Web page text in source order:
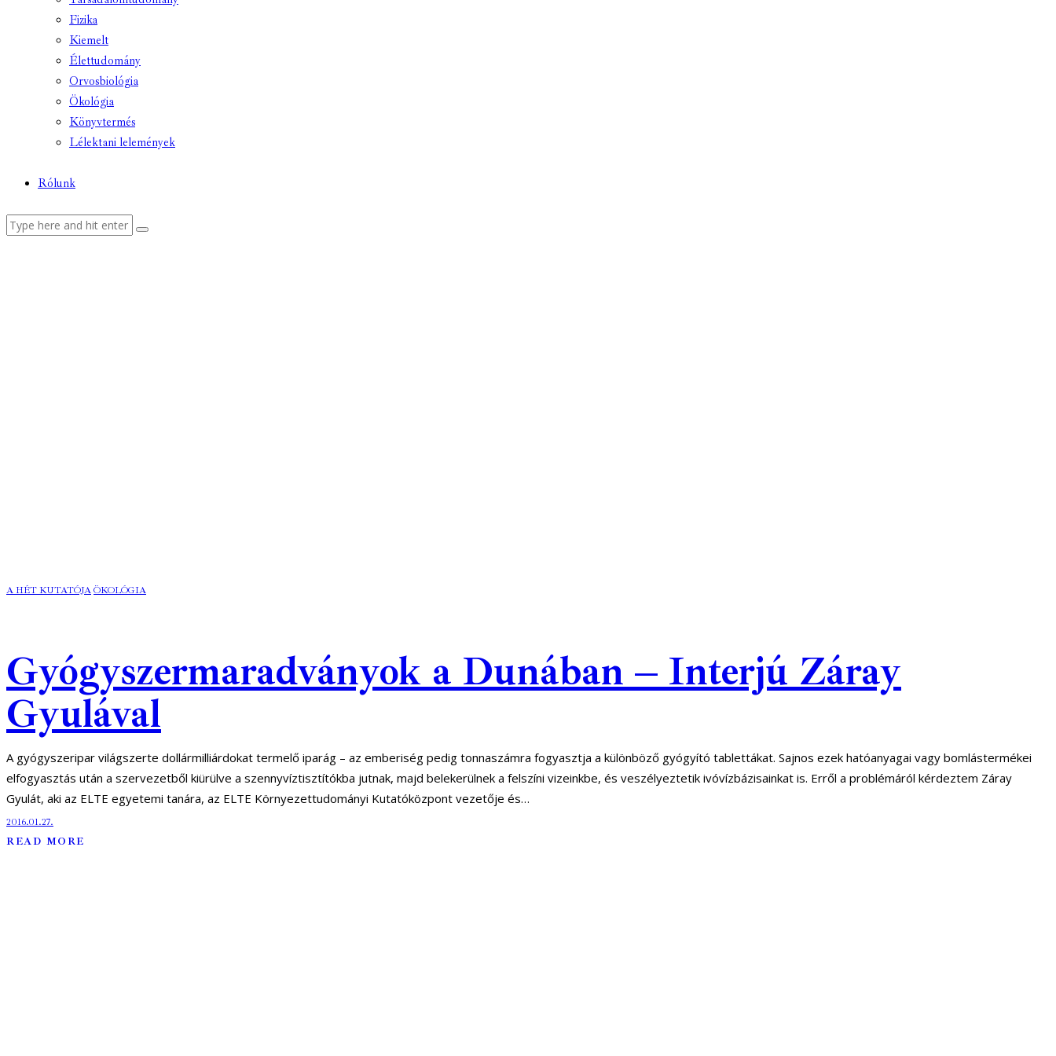
Fizika
Kiemelt
Élettudomány
Orvosbiológia
Ökológia
Könyvtermés
Lélektani lelemények
Rólunk
A HÉT KUTATÓJA ÖKOLÓGIA
Gyógyszermaradványok a Dunában – Interjú Záray
Gyulával
A gyógyszeripar világszerte dollármilliárdokat termelő iparág – az emberiség pedig tonnaszámra fogyasztja a különböző gyógyító tablettákat. Sajnos ezek hatóanyagai vagy bomlástermékei
elfogyasztás után a szervezetből kiürülve a szennyvíztisztítókba jutnak, majd belekerülnek a felszíni vizeinkbe, és veszélyeztetik ivóvízbázisainkat is. Erről a problémáról kérdeztem Záray
Gyulát, aki az ELTE egyetemi tanára, az ELTE Környezettudományi Kutató­központ vezetője és…
2016.01.27.
READ MORE